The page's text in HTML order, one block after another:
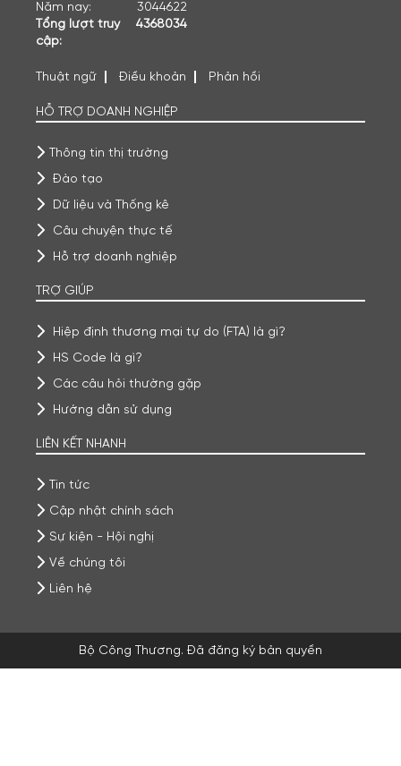
Năm nay:
3044622
Tổng lượt truy
cập:
4368034
Thuật ngữ Điều khoản Phản hồi
HỖ TRỢ DOANH NGHIỆP
Thông tin thị trường
Đào tạo
Dữ liệu và Thống kê
Câu chuyện thực tế
Hỗ trợ doanh nghiệp
TRỢ GIÚP
Hiệp định thương mại tự do (FTA) là gì?
HS Code là gì?
Các câu hỏi thường gặp
Hướng dẫn sử dụng
LIÊN KẾT NHANH
Tin tức
Cập nhật chính sách
Sự kiện - Hội nghị
Về chúng tôi
Liên hệ
Bộ Công Thương. Đã đăng ký bản quyền